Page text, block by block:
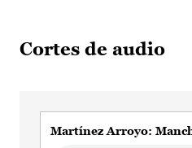
Cortes de audio
Martínez Arroyo: